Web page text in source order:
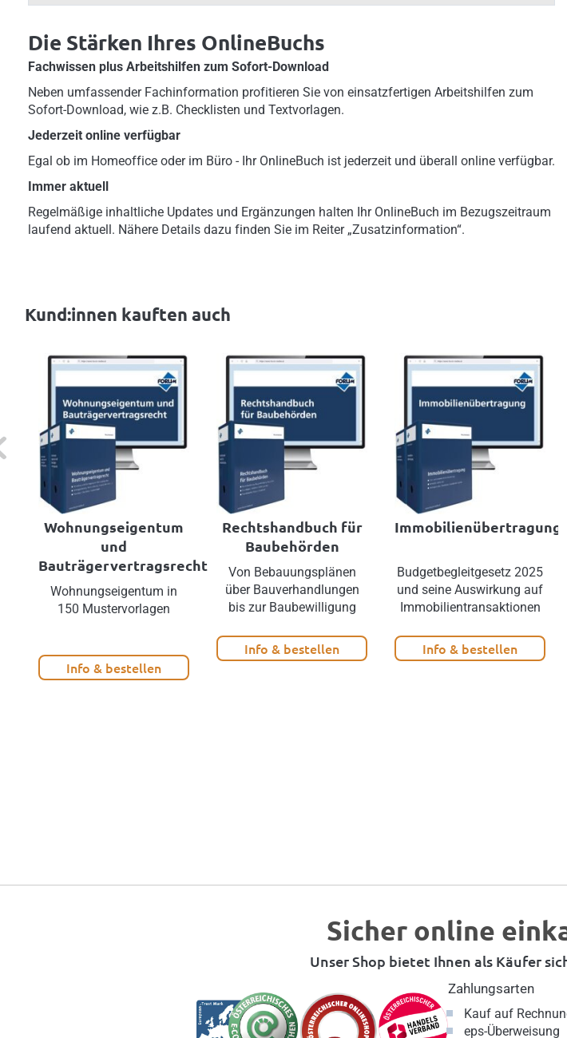
Die Stärken Ihres OnlineBuchs
Fachwissen plus Arbeitshilfen zum Sofort-Download
Neben umfassender Fachinformation profitieren Sie von einsatzfertigen Arbeitshilfen zum
Sofort-Download, wie z.B. Checklisten und Textvorlagen.
Jederzeit online verfügbar
Egal ob im Homeoffice oder im Büro - Ihr OnlineBuch ist jederzeit und überall online verfügbar.
Immer aktuell
Regelmäßige inhaltliche Updates und Ergänzungen halten Ihr OnlineBuch im Bezugszeitraum
laufend aktuell. Nähere Details dazu finden Sie im Reiter „Zusatzinformation“.
Kund:innen kauften auch
Wohnungseigentum
und
Bauträgervertragsrecht
Wohnungseigentum in
150 Mustervorlagen
Info & bestellen
Rechtshandbuch für
Baubehörden
Von Bebauungsplänen
über Bauverhandlungen
bis zur Baubewilligung
Info & bestellen
Immobilienübertragung
Budgetbegleitgesetz 2025
und seine Auswirkung auf
Immobilientransaktionen
Info & bestellen
Sicher online
Unser Shop bietet Ihnen als Käufer
Zahlungsarten
Kauf auf
eps-Überweisung